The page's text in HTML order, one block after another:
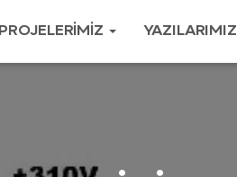
PROJELERIMIZ YAZILARIMIZ